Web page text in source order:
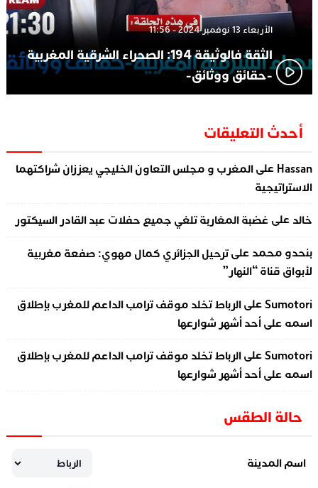
الأربعاء 13 نوفمبر 2024 - 11:56
الثقة فالوثيقة 194: الصحراء الشرقية المغربية
-حقائق ووثائق-
أحدث التعليقات
Hassan علىالمغرب و مجلس التعاون الخليجي يعززان شراكتهما
الاستراتيجية
خالد على غضبة المغاربة تلغي جميع حفلات عبد القادر السيكتور
بنحدو محمد علىترحيل الجزائري كمال مهوي: صفعة مغربية
لأبواق قناة “النهار”
Sumotoriعلىالرباط تخلد موقف ترامب الداعم للمغرب بإطلاق
اسمه على أحد أشهر شوارعها
Sumotoriعلىالرباط تخلد موقف ترامب الداعم للمغرب بإطلاق
اسمه على أحد أشهر شوارعها
حالة الطقس
اسم المدينة